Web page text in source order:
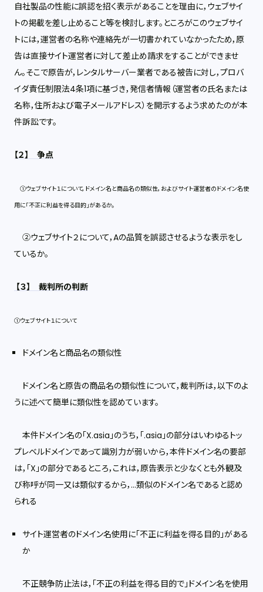
自社製品の性能に誤認を招く表示があることを理由に，ウェブサイ
トの掲載を差し止めること等を検討します。ところがこのウェブサイ
トには，運営者の名称や連絡先が一切書かれていなかったため，原
告は直接サイト運営者に対して差止め請求をすることができませ
ん。そこで原告が，レンタルサーバー業者である被告に対し，プロバ
イダ責任制限法4条1項に基づき，発信者情報（運営者の氏名または
名称，住所および電子メールアドレス）を開示するよう求めたのが本
件訴訟です。
【２】 争点
①ウェブサイト１について，ドメイン名と商品名の類似性，およびサイト運営者のドメイン名使
用に「不正に利益を得る目的」があるか。
②ウェブサイト２について，Aの品質を誤認させるような表示をし
ているか。
【３】 裁判所の判断
①ウェブサイト１について
ドメイン名と商品名の類似性
ドメイン名と原告の商品名の類似性について，裁判所は，以下のよ
うに述べて簡単に類似性を認めています。
本件ドメイン名の「X.asia」のうち，「.asia」の部分はいわゆるトッ
プレベルドメインであって識別力が弱いから，本件ドメイン名の要部
は，「X」の部分であるところ，これは，原告表示と少なくとも外観及
び称呼が同一又は類似するから，...類似のドメイン名であると認め
られる
サイト運営者のドメイン名使用に「不正に利益を得る目的」がある
か
不正競争防止法は，「不正の利益を得る目的で」ドメイン名を使用